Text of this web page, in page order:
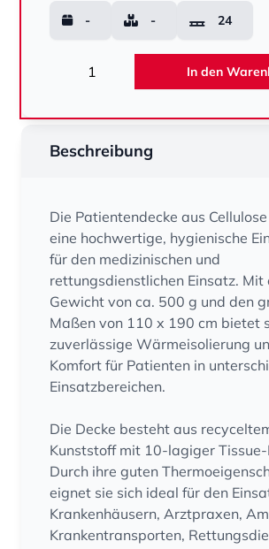
- - 24
In den
Beschreibung
Die Patientendecke aus
eine hochwertige, hygienische
für den medizinischen und
rettungsdienstlichen Einsatz. Mit
Gewicht von ca. 500 g und den
Maßen von 110 x 190 cm bietet
zuverlässige Wärmeisolierung
Komfort für Patienten in
Einsatzbereichen.
Die Decke besteht aus
Kunststoff mit 10-lagiger Tissue-
Durch ihre guten
eignet sie sich ideal für den
Krankenhäusern, Arztpraxen,
Krankentransporten,